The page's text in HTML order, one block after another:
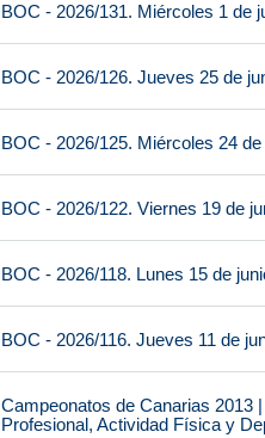
BOC - 2026/131. Miércoles 1 de
BOC - 2026/126. Jueves 25 de
BOC - 2026/125. Miércoles 24
BOC - 2026/122. Viernes 19 de
BOC - 2026/118. Lunes 15 de
BOC - 2026/116. Jueves 11 de
Campeonatos de Canarias 2013
Profesional, Actividad Física y